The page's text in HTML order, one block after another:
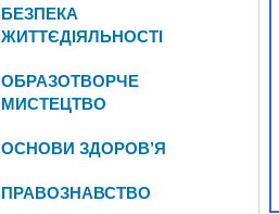
БЕЗПЕКА
ЖИТТЄДІЯЛЬНОСТІ
ОБРАЗОТВОРЧЕ
МИСТЕЦТВО
ОСНОВИ ЗДОРОВ’Я
ПРАВОЗНАВСТВО